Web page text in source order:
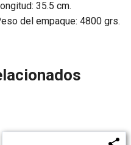
35.5 cm.
del empaque: 4800 grs.